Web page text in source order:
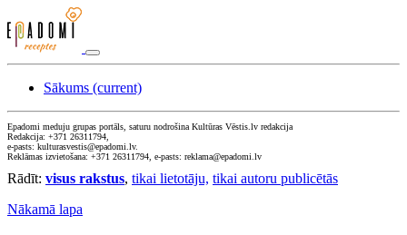
Sākums (current)
Epadomi meduju grupas portāls, saturu nodrošina Kultūras Vēstis.lv redakcija
Redakcija: +371 26311794,
e-pasts: kulturasvestis@epadomi.lv.
Reklāmas izvietošana: +371 26311794, e-pasts: reklama@epadomi.lv
Rādīt: visus rakstus, tikai lietotāju, tikai autoru publicētās
Nākamā lapa